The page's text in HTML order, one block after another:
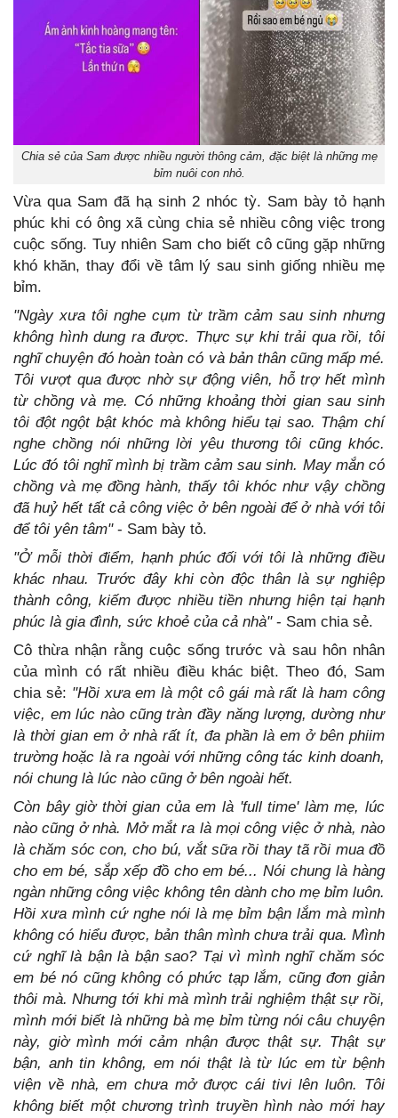
Chia sẻ của Sam được nhiều người thông cảm, đặc biệt là những mẹ
bỉm nuôi con nhỏ.
Vừa qua Sam đã hạ sinh 2 nhóc tỳ. Sam bày tỏ hạnh
phúc khi có ông xã cùng chia sẻ nhiều công việc trong
cuộc sống. Tuy nhiên Sam cho biết cô cũng gặp những
khó khăn, thay đổi về tâm lý sau sinh giống nhiều mẹ
bỉm.
"Ngày xưa tôi nghe cụm từ trầm cảm sau sinh nhưng
không hình dung ra được. Thực sự khi trải qua rồi, tôi
nghĩ chuyện đó hoàn toàn có và bản thân cũng mấp mé.
Tôi vượt qua được nhờ sự động viên, hỗ trợ hết mình
từ chồng và mẹ. Có những khoảng thời gian sau sinh
tôi đột ngột bật khóc mà không hiểu tại sao. Thậm chí
nghe chồng nói những lời yêu thương tôi cũng khóc.
Lúc đó tôi nghĩ mình bị trầm cảm sau sinh. May mắn có
chồng và mẹ đồng hành, thấy tôi khóc như vậy chồng
đã huỷ hết tất cả công việc ở bên ngoài để ở nhà với tôi
để tôi yên tâm"- Sam bày tỏ.
"Ở mỗi thời điểm, hạnh phúc đối với tôi là những điều
khác nhau. Trước đây khi còn độc thân là sự nghiệp
thành công, kiếm được nhiều tiền nhưng hiện tại hạnh
phúc là gia đình, sức khoẻ của cả nhà"- Sam chia sẻ.
Cô thừa nhận rằng cuộc sống trước và sau hôn nhân
của mình có rất nhiều điều khác biệt. Theo đó, Sam
chia sẻ: "Hồi xưa em là một cô gái mà rất là ham công
việc, em lúc nào cũng tràn đầy năng lượng, dường như
là thời gian em ở nhà rất ít, đa phần là em ở bên phiim
trường hoặc là ra ngoài với những công tác kinh doanh,
nói chung là lúc nào cũng ở bên ngoài hết.
Còn bây giờ thời gian của em là 'full time' làm mẹ, lúc
nào cũng ở nhà. Mở mắt ra là mọi công việc ở nhà, nào
là chăm sóc con, cho bú, vắt sữa rồi thay tã rồi mua đồ
cho em bé, sắp xếp đồ cho em bé... Nói chung là hàng
ngàn những công việc không tên dành cho mẹ bỉm luôn.
Hồi xưa mình cứ nghe nói là mẹ bỉm bận lắm mà mình
không có hiểu được, bản thân mình chưa trải qua. Mình
cứ nghĩ là bận là bận sao? Tại vì mình nghĩ chăm sóc
em bé nó cũng không có phức tạp lắm, cũng đơn giản
thôi mà. Nhưng tới khi mà mình trải nghiệm thật sự rồi,
mình mới biết là những bà mẹ bỉm từng nói câu chuyện
này, giờ mình mới cảm nhận được thật sự. Thật sự
bận, anh tin không, em nói thật là từ lúc em từ bệnh
viện về nhà, em chưa mở được cái tivi lên luôn. Tôi
không biết một chương trình truyền hình nào mới hay